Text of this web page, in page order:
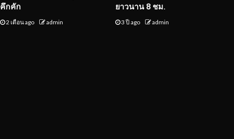
คึกคัก
2 เดือน ago admin
ยาวนาน 8 ชม.
3 ปี ago admin